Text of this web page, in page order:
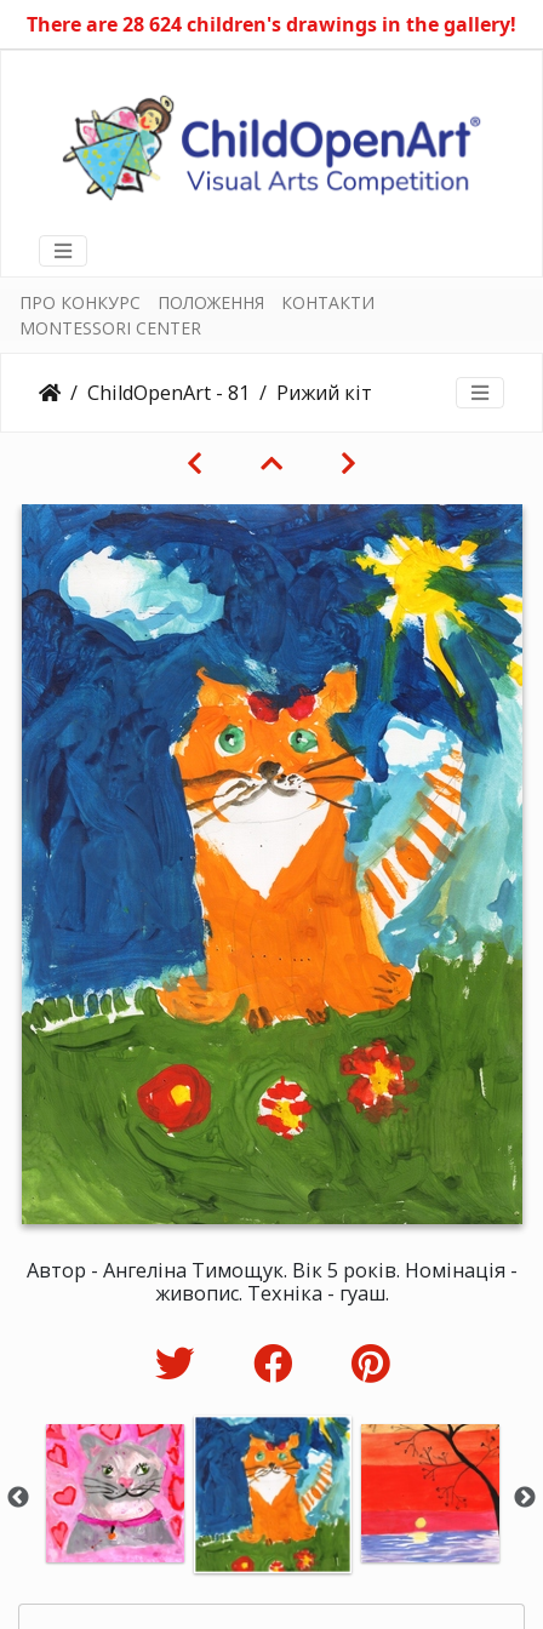
There are 28 624 children's drawings in the gallery!
ПРО КОНКУРС ПОЛОЖЕННЯ
КОНТАКТИ
MONTESSORI CENTER
ChildOpenArt - 81 Рижий кіт
Автор - Ангеліна Тимощук. Вік 5 років. Номінація -
живопис. Техніка - гуаш.